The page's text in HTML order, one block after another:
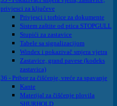
privjesci za ključeve
Privjesci i torbice za dokumente
Sistem zaštite od ptica STOPGULL
Stupići za zastavice
Tabele sa signalizacijom
Windex i pokazivač smjera vjetra
Zastavice, grand pavese (kodeks
zastavica)
36 - Pribor za čišćenje, vreće za spavanje
Kante
Materijal za čišćenje plovila
SHURHOLD